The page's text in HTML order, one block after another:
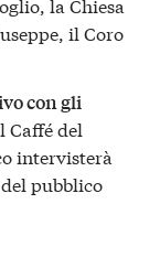
il Coro
con gli
Caffé del
intervisterà
pubblico